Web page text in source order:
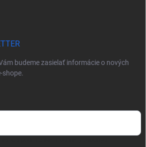
budeme zasielať informácie o nových
shope.